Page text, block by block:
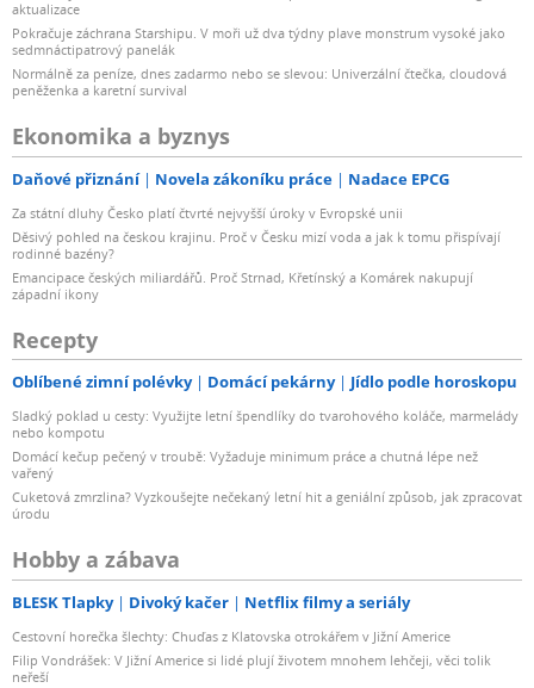
aktualizace
Pokračuje záchrana Starshipu. V moři už dva týdny plave monstrum vysoké jako
sedmnáctipatrový panelák
Normálně za peníze, dnes zadarmo nebo se slevou: Univerzální čtečka, cloudová
peněženka a karetní survival
Ekonomika a byznys
Daňové přiznání Novela zákoníku práce Nadace EPCG
Za státní dluhy Česko platí čtvrté nejvyšší úroky v Evropské unii
Děsivý pohled na českou krajinu. Proč v Česku mizí voda a jak k tomu přispívají
rodinné bazény?
Emancipace českých miliardářů. Proč Strnad, Křetínský a Komárek nakupují
západní ikony
Recepty
Oblíbené zimní polévky Domácí pekárny Jídlo podle horoskopu
Sladký poklad u cesty: Využijte letní špendlíky do tvarohového koláče, marmelády
nebo kompotu
Domácí kečup pečený v troubě: Vyžaduje minimum práce a chutná lépe než
vařený
Cuketová zmrzlina? Vyzkoušejte nečekaný letní hit a geniální způsob, jak zpracovat
úrodu
Hobby a zábava
BLESK Tlapky Divoký kačer Netflix filmy a seriály
Cestovní horečka šlechty: Chuďas z Klatovska otrokářem v Jižní Americe
Filip Vondrášek: V Jižní Americe si lidé plují životem mnohem lehčeji, věci tolik
neřeší